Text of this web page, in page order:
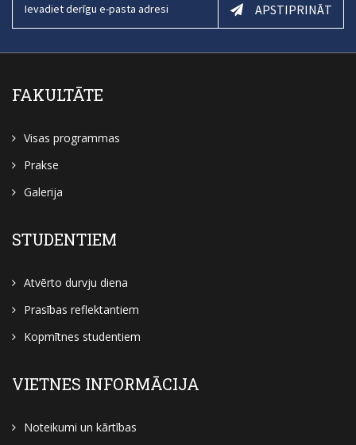
APSTIPRINĀT
FAKULTĀTE
Visas programmas
Prakse
Galerija
STUDENTIEM
Atvērto durvju diena
Prasības reflektantiem
Kopmītnes studentiem
VIETNES INFORMĀCIJA
Noteikumi un kārtības